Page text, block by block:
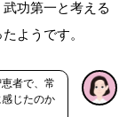
功第一と考える
ようです。
者で、常
じたのか